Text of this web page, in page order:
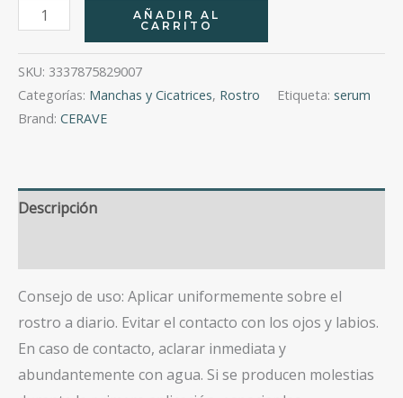
Cerave
Serum
Retinol
Anti-
Marcas
AÑADIR AL
CARRITO
SKU: 3337875829007
Categorías: Manchas y Cicatrices, Rostro Etiqueta: serum
Brand: CERAVE
Descripción
Consejo de uso: Aplicar uniformemente sobre el
rostro a diario. Evitar el contacto con los ojos y labios.
En caso de contacto, aclarar inmediata y
abundantemente con agua. Si se producen molestias